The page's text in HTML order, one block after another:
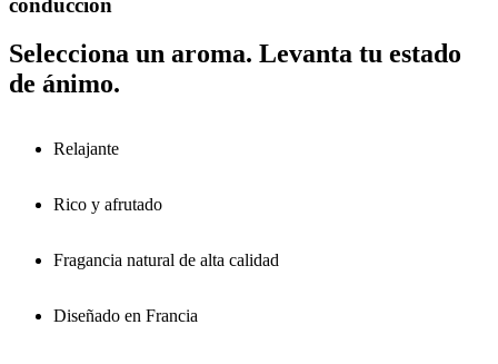
Selecciona un aroma. Levanta tu estado
de ánimo.
Relajante
Rico y afrutado
Fragancia natural de alta calidad
Diseñado en Francia